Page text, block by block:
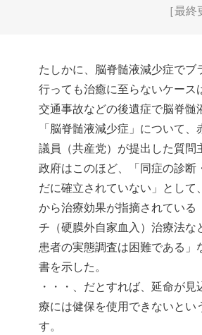
［最終
たしかに、脳脊髄液減少症でブ
行っても治癒に至らないケース
交通事故などの後遺症で脳脊髄
「脳脊髄液減少症」について
議員（共産党）が提出した質問
政府はこのほど、「同症の診断
だに確立されていない」として
から治療効果が指摘されている
チ（硬膜外自家血入）治療法な
患者の実態調査は困難である」
書を示した。
・・・、だとすれば、延命が
療には健保を使用できないとい
す。